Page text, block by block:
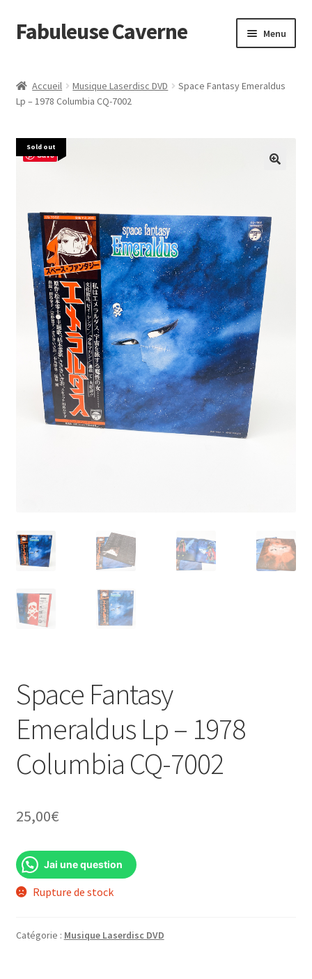
Aller
à
navigation
Aller
au
Fabuleuse Caverne Menu
En boutique
enfant
Superflat Museum Murakami
Accueil Musique Laserdisc DVD
Space Fantasy Emeraldus
Lp – 1978 Columbia CQ-7002
Sold out
Save
Space Fantasy
Emeraldus Lp – 1978
Columbia CQ-7002
25,00€
Jai une question
Rupture de stock
Catégorie : Musique Laserdisc DVD